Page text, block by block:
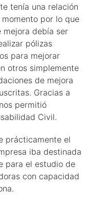
tenía una relación
por lo que
mejora debía ser
pólizas
para mejorar
otros simplemente
de mejora
Gracias a
permitió
Civil.
prácticamente el
iba destinada
para el estudio de
con capacidad